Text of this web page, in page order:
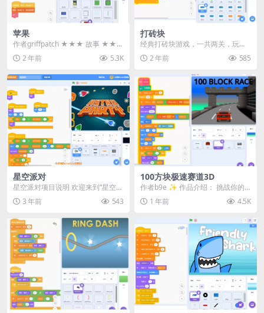
苹果
作者griffpatch ★★★ 故事 ★★
★ 微观经理，在他渴望获得金苹果
的力...2 年前 5.3K
打砖块
经典打砖块游戏，一共两关，玩法
简单，适合做教学案例。 《打砖
块》是一款充满趣味与...
2 年前 585
星空派对
星空派对项目说明 欢迎来到“星空派
对”项目！这是一个专为小朋友设计
的Scratc...
3 年前 543
100方块极速赛道3D
作者b9e ✨ 作品介绍： 挑战你的
驾驶极限，在高速3D赛道上狂飙！
🏁《100...
1 年前 4.5K